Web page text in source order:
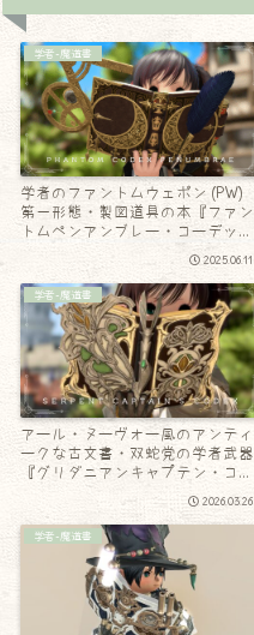
学者-魔道書
学者のファントムウェポン (PW)
第一形態・製図道具の本『ファン
トムペンアンブレー・コーデック
2025.06.11
学者-魔道書
アール・ヌーヴォー風のアンティ
ークな古文書・双蛇党の学者武器
『グリダニアンキャプテン・コー
デックス』
2026.03.26
学者-魔道書